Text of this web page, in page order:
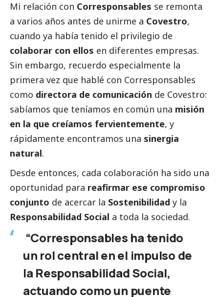
Mi relación con Corresponsables se remonta
a varios años antes de unirme a Covestro,
cuando ya había tenido el privilegio de
colaborar con ellos en diferentes empresas.
Sin embargo, recuerdo especialmente la
primera vez que hablé con Corresponsables
como directora de comunicación de Covestro:
sabíamos que teníamos en común una misión
en la que creíamos fervientemente, y
rápidamente encontramos una sinergia
natural.
Desde entonces, cada colaboración ha sido una
oportunidad para reafirmar ese compromiso
conjunto de acercar la Sostenibilidad y la
Responsabilidad Social a toda la sociedad.
“Corresponsables ha tenido
un rol central en el impulso de
la ResponsabilidadSocial,
actuando como un puente